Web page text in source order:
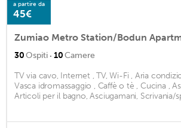
a partire da
45€
Zumiao Metro Station/Bodun
30Ospiti · 10Camere
TV via cavo, Internet , TV, Wi-Fi , Aria
Vasca idromassaggio , Caffè o tè , Cucina ,
Articoli per il bagno, Asciugamani, Scrivania/